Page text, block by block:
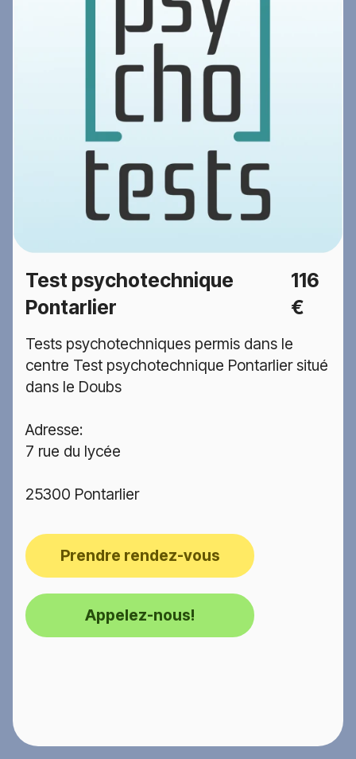
Test psychotechnique
Pontarlier
116
€
Tests psychotechniques permis dans le
centre Test psychotechnique Pontarlier situé
dans le Doubs
Adresse:
7 rue du lycée
25300 Pontarlier
Prendre rendez-vous
Appelez-nous!